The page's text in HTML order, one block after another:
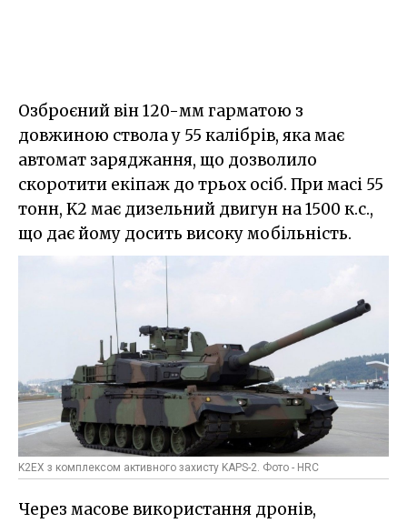
Озброєний він 120-мм гарматою з
довжиною ствола у 55 калібрів, яка має
автомат заряджання, що дозволило
скоротити екіпаж до трьох осіб. При масі 55
тонн, K2 має дизельний двигун на 1500 к.с.,
що дає йому досить високу мобільність.
K2EX з комплексом активного захисту KAPS-2. Фото - HRC
Через масове використання дронів,